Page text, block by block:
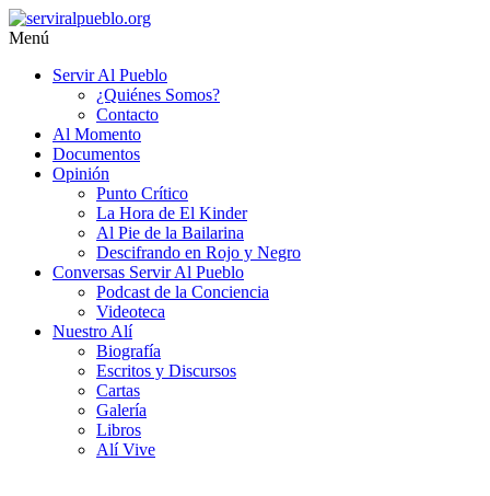
Saltar
al
#SomosServirAlPueblo
Menú
Servir Al Pueblo
¿Quiénes Somos?
Contacto
Al Momento
Documentos
Opinión
Punto Crítico
La Hora de El Kinder
Al Pie de la Bailarina
Descifrando en Rojo y Negro
Conversas Servir Al Pueblo
Podcast de la Conciencia
Videoteca
Nuestro Alí
Biografía
Escritos y Discursos
Cartas
Galería
Libros
Alí Vive